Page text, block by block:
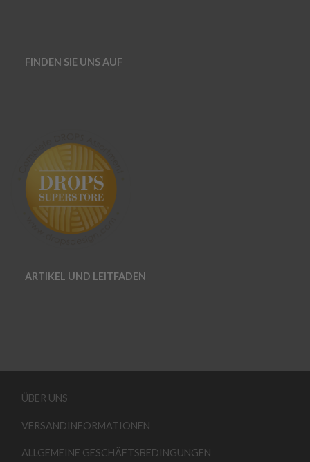
FINDEN SIE UNS AUF
ARTIKEL UND LEITFADEN
ÜBER UNS
VERSANDINFORMATIONEN
ALLGEMEINE GESCHÄFTSBEDINGUNGEN